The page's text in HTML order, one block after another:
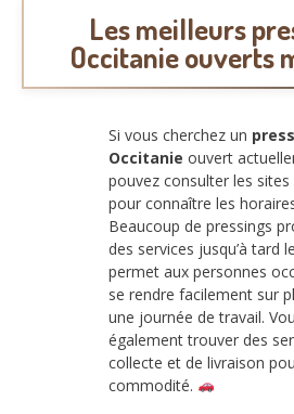
Les meilleurs
Occitanie ouverts
Si vous cherchez un
Occitanie ouvert
pouvez consulter les sites
pour connaître les
Beaucoup de pressings
des services jusqu’à tard
permet aux personnes
se rendre facilement sur
une journée de travail.
également trouver des
collecte et de livraison
commodité.